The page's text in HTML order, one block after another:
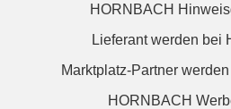
HORNBACH
Lieferant werden bei
Marktplatz-Partner
HORNBACH